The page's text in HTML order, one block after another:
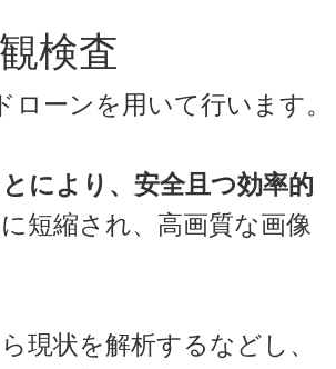
検査
ーンを用いて行います。
により、安全且つ効率的
短縮され、高画質な画像
現状を解析するなどし、